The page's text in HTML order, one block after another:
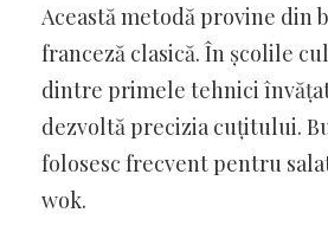
Această metodă provine din
franceză clasică. În școlile
dintre primele tehnici
dezvoltă precizia cuțitului.
folosesc frecvent pentru
wok.